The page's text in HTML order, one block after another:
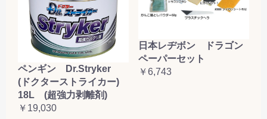
ペンギン Dr.Stryker
(ドクターストライカー)
18L (超強力剥離剤)
￥19,030
日本レヂボン ドラゴン
ペーパーセット
￥6,743